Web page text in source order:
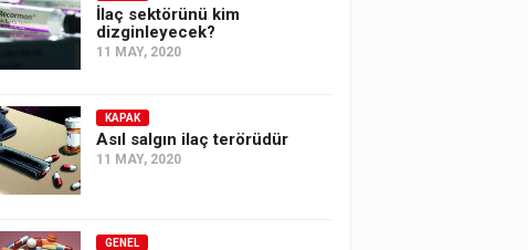
İlaç sektörünü kim
dizginleyecek?
11 MAY, 2020
KAPAK
Asıl salgın ilaç terörüdür
11 MAY, 2020
GENEL